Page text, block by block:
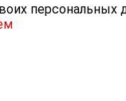
персональных